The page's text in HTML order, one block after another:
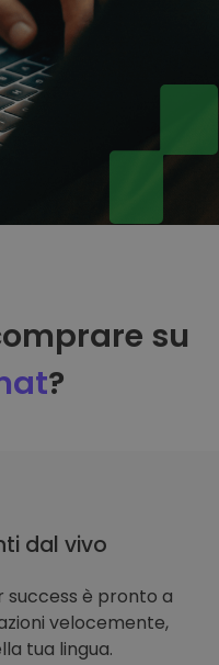
su
?
dal vivo
è pronto a
velocemente,
tua lingua.